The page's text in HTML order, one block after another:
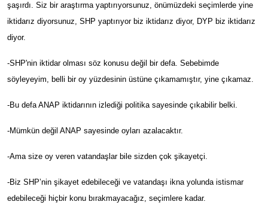
şaşırdı. Siz bir araştırma yaptırıyorsunuz, önümüzdeki seçimlerde yine
iktidarız diyorsunuz, SHP yaptırıyor biz iktidarız diyor, DYP biz iktidarız
diyor.
-SHP'nin iktidar olması söz konusu değil bir defa. Sebebimde
söyleyeyim, belli bir oy yüzdesinin üstüne çıkamamıştır, yine çıkamaz.
-Bu defa ANAP iktidarının izlediği politika sayesinde çıkabilir belki.
-Mümkün değil ANAP sayesinde oyları azalacaktır.
-Ama size oy veren vatandaşlar bile sizden çok şikayetçi.
-Biz SHP’nin şikayet edebileceği ve vatandaşı ikna yolunda istismar
edebileceği hiçbir konu bırakmayacağız, seçimlere kadar.